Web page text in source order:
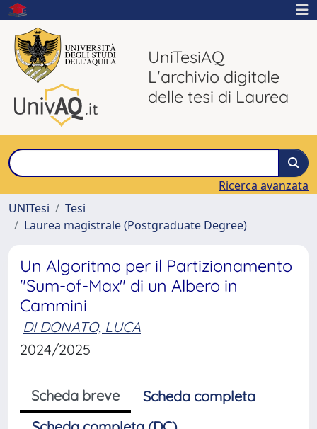
UniTesiAQ
L'archivio digitale
delle tesi di Laurea
Ricerca avanzata
UNITesi
Tesi
Laurea magistrale (Postgraduate Degree)
Un Algoritmo per il Partizionamento
"Sum-of-Max" di un Albero in
Cammini
DI DONATO, LUCA
2024/2025
Scheda breve
Scheda completa